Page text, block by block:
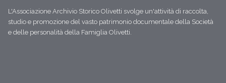
L'Associazione Archivio Storico Olivetti svolge un'attività di raccolta,
studio e promozione del vasto patrimonio documentale della Società
e delle personalità della Famiglia Olivetti.